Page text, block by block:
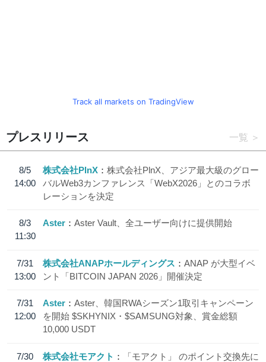
Track all markets on TradingView
プレスリリース 一覧
8/5
14:00
株式会社PlnX
株式会社PlnX、アジア最大級のグロー
バルWeb3カンファレンス「WebX2026」とのコラボ
レーションを決定
8/3
11:30
Aster Aster Vault、全ユーザー向けに提供開始
7/31
13:00
株式会社ANAPホールディングス
ANAP が大型イベ
ント「BITCOIN JAPAN 2026」開催決定
7/31
12:00
Aster
Aster、韓国RWAシーズン1取引キャンペーン
を開始 $SKHYNIX・$SAMSUNG対象、賞金総額
10,000 USDT
7/30
株式会社モアクト
「モアクト」 のポイント交換先に